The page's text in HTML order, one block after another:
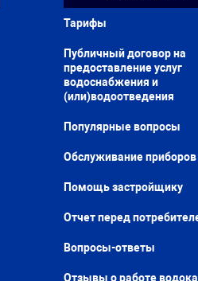
Тарифы
Публичный договор на
предоставление услуг
водоснабжения и
(или)водоотведения
Популярные вопросы
Обслуживание приборов
Помощь застройщику
Отчет перед
Вопросы-ответы
Отзывы о работе